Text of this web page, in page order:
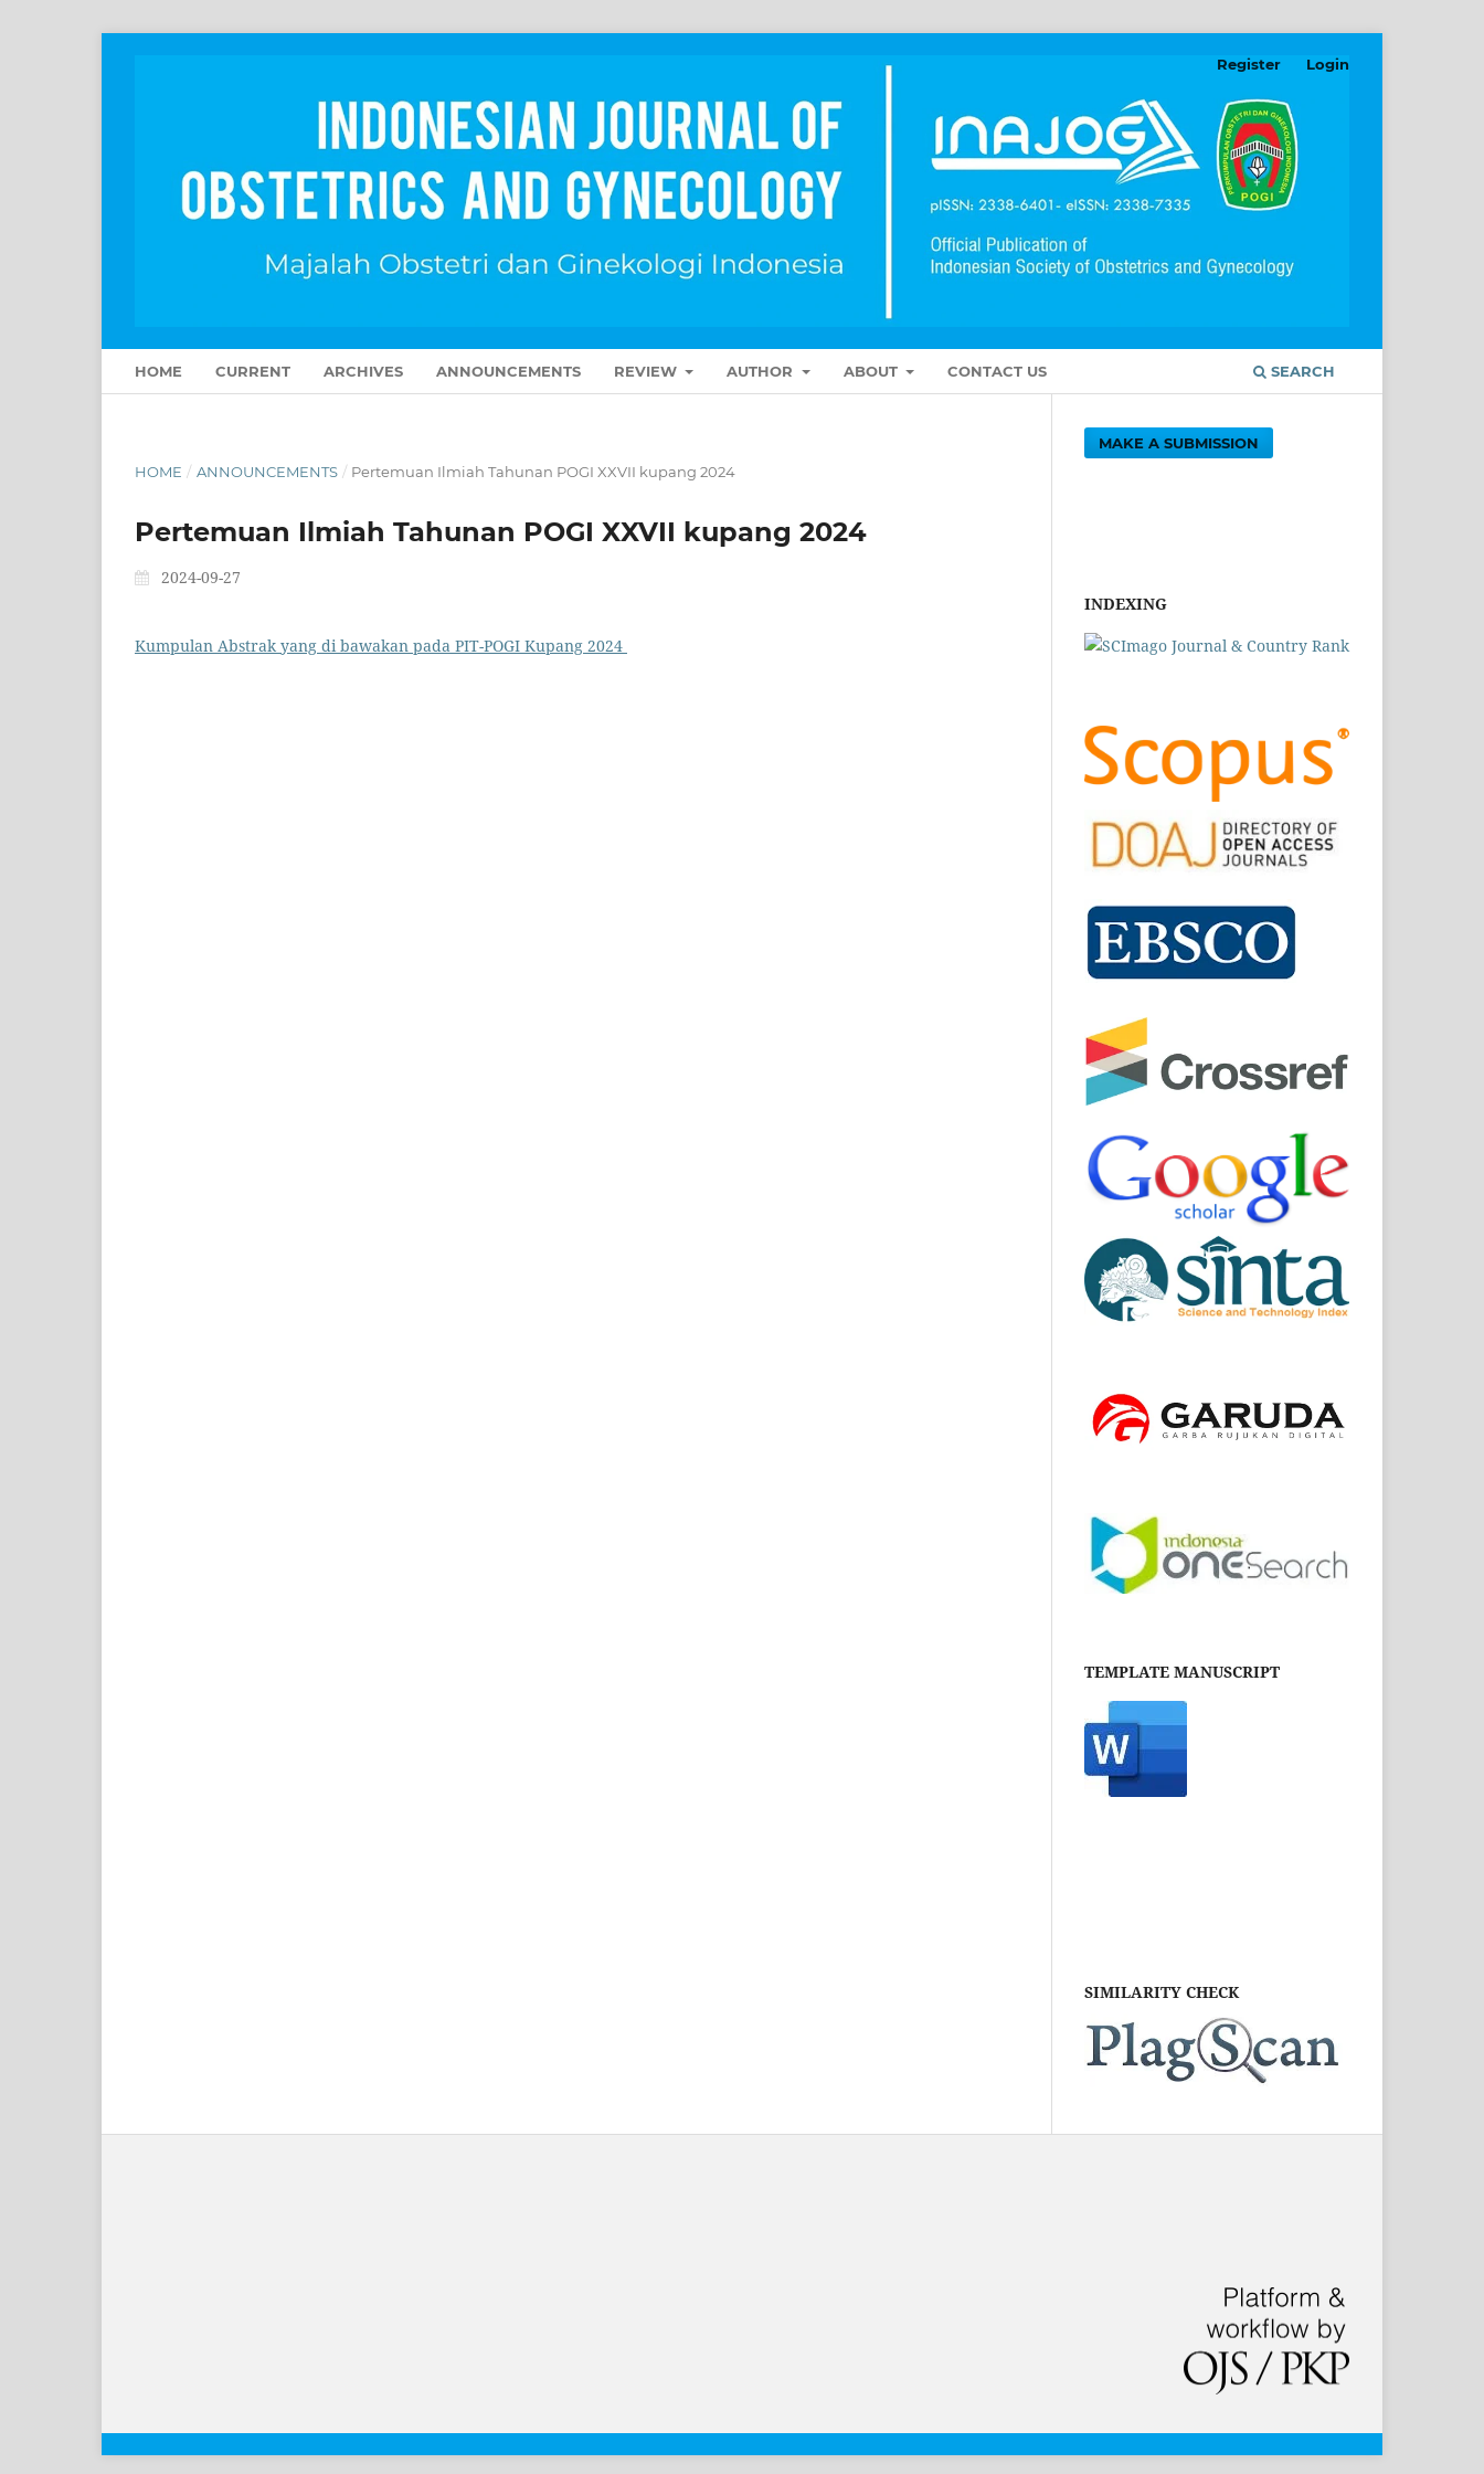
HOME CURRENT ARCHIVES ANNOUNCEMENTS REVIEW AUTHOR ABOUT CONTACT US SEARCH
Register Login
HOME / ANNOUNCEMENTS / Pertemuan Ilmiah Tahunan POGI XXVII kupang 2024
Pertemuan Ilmiah Tahunan POGI XXVII kupang 2024
2024-09-27
Kumpulan Abstrak yang di bawakan pada PIT-POGI Kupang 2024
MAKE A SUBMISSION
INDEXING
TEMPLATE MANUSCRIPT
SIMILARITY CHECK